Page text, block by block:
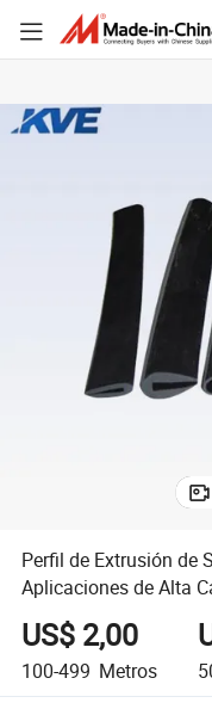
Perfil de Extrusión de
Aplicaciones de Alta
US$ 2,00
100-499 Metros